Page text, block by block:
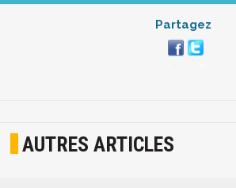
Partagez
AUTRES ARTICLES